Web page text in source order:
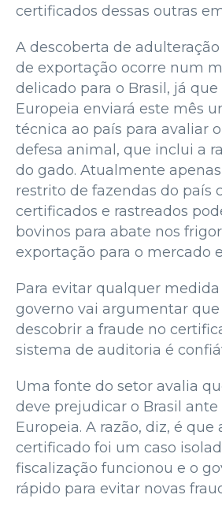
certificados dessas outras
A descoberta de
de exportação ocorre num
delicado para o Brasil, já que
Europeia enviará este mês
técnica ao país para avaliar
defesa animal, que inclui a
do gado. Atualmente
restrito de fazendas do país
certificados e rastreados
bovinos para abate nos
exportação para o mercado
Para evitar qualquer medida
governo vai argumentar que
descobrir a fraude no
sistema de auditoria é
Uma fonte do setor avalia
deve prejudicar o Brasil ante
Europeia. A razão, diz, é que
certificado foi um caso
fiscalização funcionou e o
rápido para evitar novas